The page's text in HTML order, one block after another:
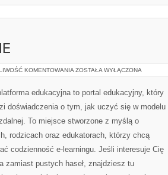
KOMENTOWANIA TECHNOLOGIE
ZOSTAŁA WYŁĄCZONA
edukacyjna to portal edukacyjny, który
doświadczenia o tym, jak uczyć się w modelu
To miejsce stworzone z myślą o
rodzicach oraz edukatorach, którzy chcą
codzienność e-learningu. Jeśli interesuje Cię
zamiast pustych haseł, znajdziesz tu